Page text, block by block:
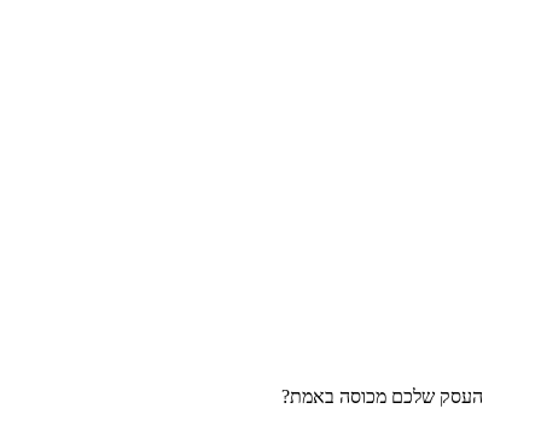
העסק שלכם מכוסה באמת?